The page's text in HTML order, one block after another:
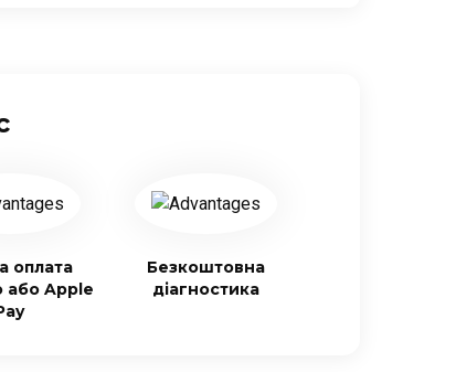
оплата
або Apple
Безкоштовна
діагностика